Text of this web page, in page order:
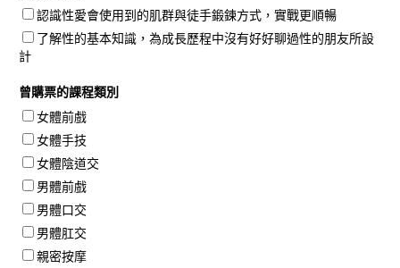
認識性愛會使用到的肌群與徒手鍛鍊方式，實戰更順暢
了解性的基本知識，為成長歷程中沒有好好聊過性的朋友所設
計
曾購票的課程類別
女體前戲
女體手技
女體陰道交
男體前戲
男體口交
男體肛交
親密按摩